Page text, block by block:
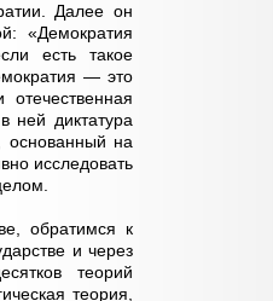
Далее он
«Демократия
есть такое
— это
ней диктатура
основанный на
исследовать
обратимся к
и через
теорий
теория,